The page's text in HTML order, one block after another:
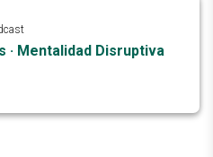
· Mentalidad Disruptiva